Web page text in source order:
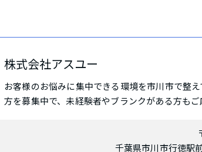
株式会社アスユー
お客様のお悩みに集中できる環境を市川市で整
方を募集中で、未経験者やブランクがある方もご
千葉県市川市行徳駅